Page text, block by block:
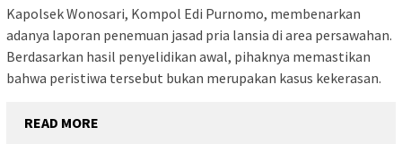
Kapolsek Wonosari, Kompol Edi Purnomo, membenarkan
adanya laporan penemuan jasad pria lansia di area persawahan.
Berdasarkan hasil penyelidikan awal, pihaknya memastikan
bahwa peristiwa tersebut bukan merupakan kasus kekerasan.
READ MORE